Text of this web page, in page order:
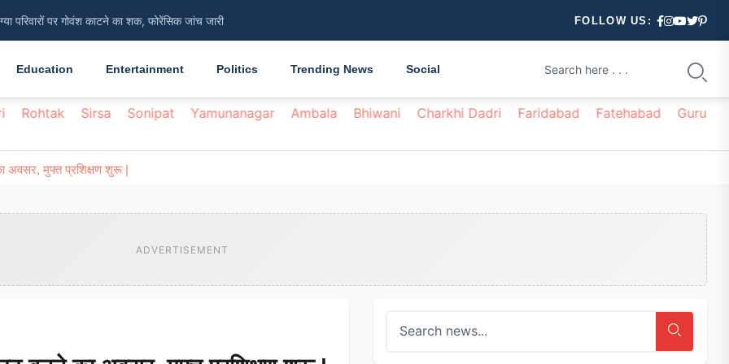
परिवारों पर गोवंश काटने का शक, फोरेंसिक जांच जारी
ग्रामीणों को 45 दिन की अवधि से हो रही दिक्कत
FOLLOW US:
Education Entertainment Politics Trending News Social
Rohtak Sirsa Sonipat Yamunanagar Ambala Bhiwani Charkhi Dadri Faridabad Fatehabad
अवसर, मुफ्त प्रशिक्षण शुरू |
ADVERTISEMENT